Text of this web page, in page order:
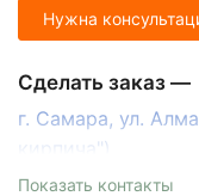
Нужна
Сделать заказ —
г. Самара, ул.
кирпича")
пн-пт с 9:00 до
Показать контакты